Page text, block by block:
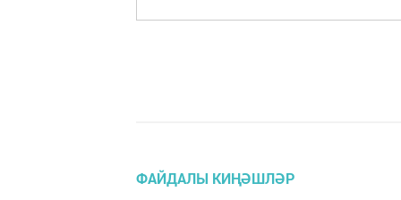
ФАЙДАЛЫ КИҢӘШЛӘР